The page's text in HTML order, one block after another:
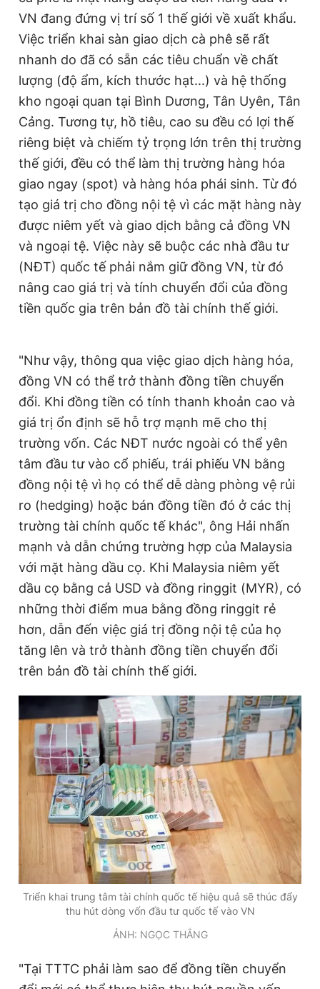
VN đang đứng vị trí số 1 thế giới về xuất khẩu.
Việc triển khai sàn giao dịch cà phê sẽ rất
nhanh do đã có sẵn các tiêu chuẩn về chất
lượng (độ ẩm, kích thước hạt...) và hệ thống
kho ngoại quan tại Bình Dương, Tân Uyên, Tân
Cảng. Tương tự, hồ tiêu, cao su đều có lợi thế
riêng biệt và chiếm tỷ trọng lớn trên thị trường
thế giới, đều có thể làm thị trường hàng hóa
giao ngay (spot) và hàng hóa phái sinh. Từ đó
tạo giá trị cho đồng nội tệ vì các mặt hàng này
được niêm yết và giao dịch bằng cả đồng VN
và ngoại tệ. Việc này sẽ buộc các nhà đầu tư
(NĐT) quốc tế phải nắm giữ đồng VN, từ đó
nâng cao giá trị và tính chuyển đổi của đồng
tiền quốc gia trên bản đồ tài chính thế giới.
"Như vậy, thông qua việc giao dịch hàng hóa,
đồng VN có thể trở thành đồng tiền chuyển
đổi. Khi đồng tiền có tính thanh khoản cao và
giá trị ổn định sẽ hỗ trợ mạnh mẽ cho thị
trường vốn. Các NĐT nước ngoài có thể yên
tâm đầu tư vào cổ phiếu, trái phiếu VN bằng
đồng nội tệ vì họ có thể dễ dàng phòng vệ rủi
ro (hedging) hoặc bán đồng tiền đó ở các thị
trường tài chính quốc tế khác", ông Hải nhấn
mạnh và dẫn chứng trường hợp của Malaysia
với mặt hàng dầu cọ. Khi Malaysia niêm yết
dầu cọ bằng cả USD và đồng ringgit (MYR), có
những thời điểm mua bằng đồng ringgit rẻ
hơn, dẫn đến việc giá trị đồng nội tệ của họ
tăng lên và trở thành đồng tiền chuyển đổi
trên bản đồ tài chính thế giới.
Triển khai trung tâm tài chính quốc tế hiệu quả sẽ thúc đẩy
thu hút dòng vốn đầu tư quốc tế vào VN
ẢNH: NGỌC THẮNG
"Tại TTTC phải làm sao để đồng tiền chuyển